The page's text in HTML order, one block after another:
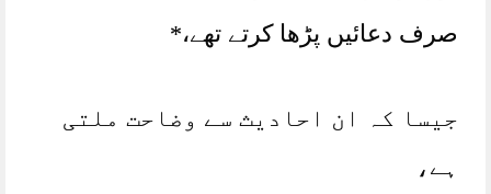
صرف دعائیں پڑھا کرتے تھے،*
جیسا کہ ان احادیث سے وضاحت ملتی
ہے،